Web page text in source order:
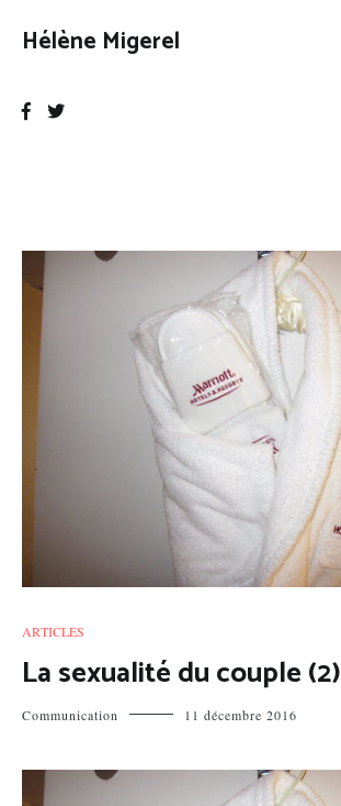
Hélène Migerel
ARTICLES
La sexualité du couple (2)
Communication 11 décembre 2016